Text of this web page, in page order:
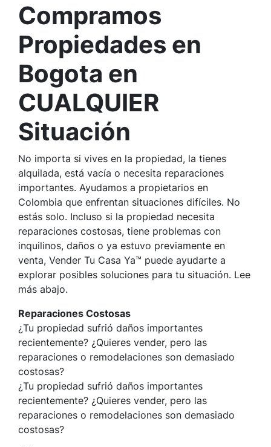
Compramos
Propiedades en
Bogota en
CUALQUIER
Situación
No importa si vives en la propiedad, la tienes
alquilada, está vacía o necesita reparaciones
importantes. Ayudamos a propietarios en
Colombia que enfrentan situaciones difíciles. No
estás solo. Incluso si la propiedad necesita
reparaciones costosas, tiene problemas con
inquilinos, daños o ya estuvo previamente en
venta, Vender Tu Casa Ya™ puede ayudarte a
explorar posibles soluciones para tu situación. Lee
más abajo.
Reparaciones Costosas
¿Tu propiedad sufrió daños importantes
recientemente? ¿Quieres vender, pero las
reparaciones o remodelaciones son demasiado
costosas?
¿Tu propiedad sufrió daños importantes
recientemente? ¿Quieres vender, pero las
reparaciones o remodelaciones son demasiado
costosas?